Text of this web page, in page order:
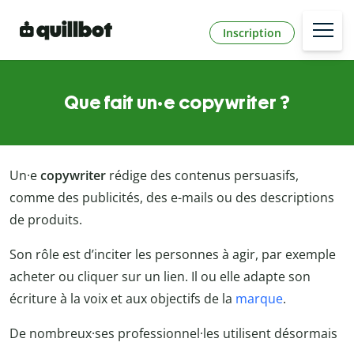
Inscription
Que fait un·e copywriter ?
Un·ecopywriter rédige des contenus persuasifs,
comme des publicités, des e-mails ou des descriptions
de produits.
Son rôle est d’inciter les personnes à agir, par exemple
acheter ou cliquer sur un lien. Il ou elle adapte son
écriture à la voix et aux objectifs de la marque.
De nombreux·ses professionnel·les utilisent désormais